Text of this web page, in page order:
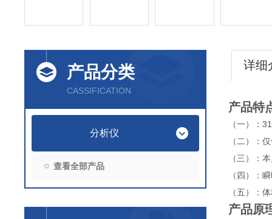
产品分类
CASSIFICATION
分析仪
查看全部产品
详细
产品特
（一）：
（二）：
（三）：
（四）：
（五）：
产品原